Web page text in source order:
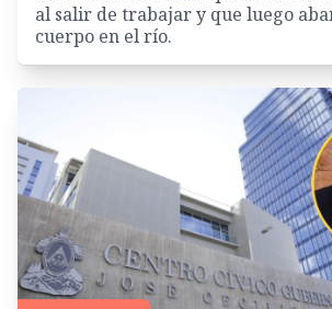
al salir de trabajar y que luego
cuerpo en el río.